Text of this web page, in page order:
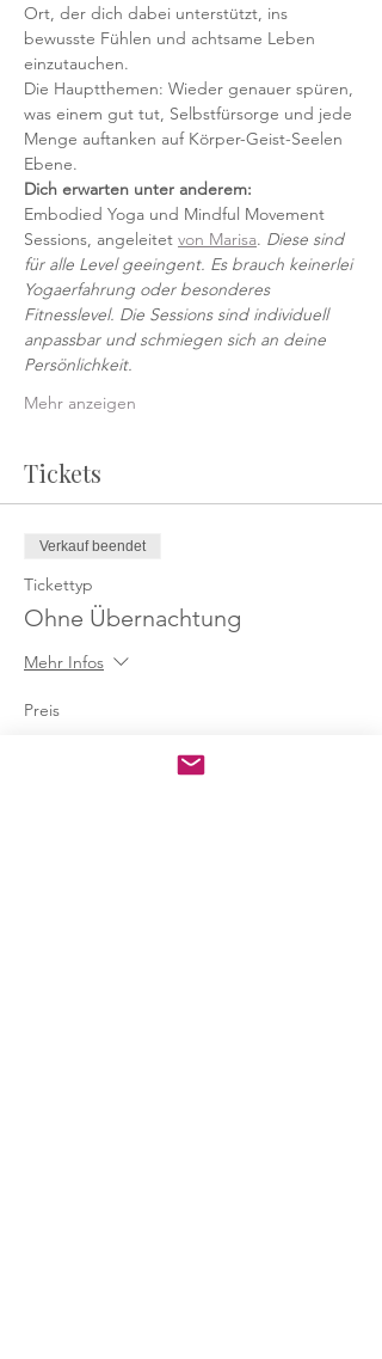
Ort, der dich dabei unterstützt, ins
bewusste Fühlen und achtsame Leben
einzutauchen.
Die Hauptthemen: Wieder genauer spüren,
was einem gut tut, Selbstfürsorge und jede
Menge auftanken auf Körper-Geist-Seelen
Ebene.
Dich erwarten unter anderem:
Embodied Yoga und Mindful Movement
Sessions, angeleitet von Marisa. Diese sind
für alle Level geeingent. Es brauch keinerlei
Yogaerfahrung oder besonderes
Fitnesslevel. Die Sessions sind individuell
anpassbar und schmiegen sich an deine
Persönlichkeit.
Mehr anzeigen
Tickets
Verkauf beendet
Tickettyp
Ohne Übernachtung
Mehr Infos
Preis